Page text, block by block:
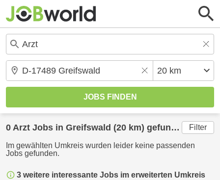
0 Arzt Jobs in Greifswald (20 km) gefunden Filter
Im gewählten Umkreis wurden leider keine passenden
Jobs gefunden.
3 weitere interessante Jobs im erweiterten Umkreis